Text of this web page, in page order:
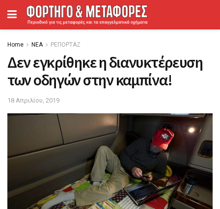
Home ΝΕΑ ΡΕΠΟΡΤΑΖ
Δεν εγκρίθηκε η διανυκτέρευση
των οδηγών στην καμπίνα!
18 Απριλίου, 2019